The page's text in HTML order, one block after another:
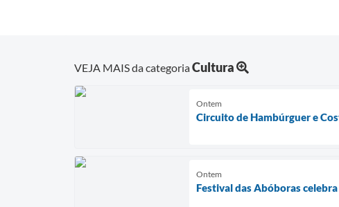
VEJA MAIS da categoriaCultura
Ontem
Circuito de Hambúrguer e
Ontem
Festival das Abóboras